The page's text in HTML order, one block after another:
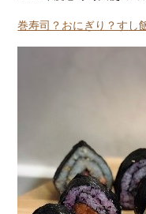
巻寿司？おにぎり？すし